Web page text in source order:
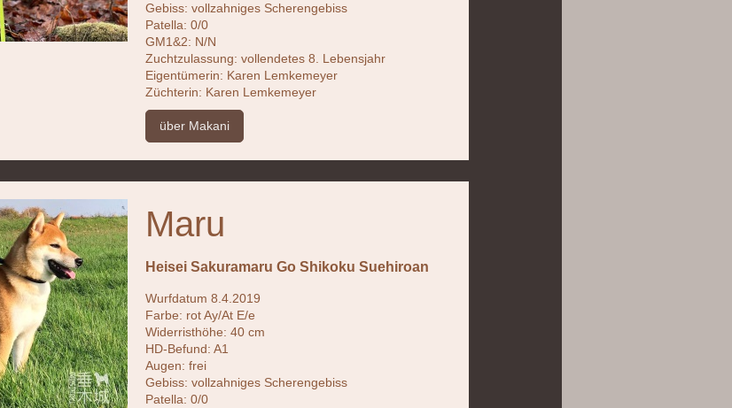
Gebiss: vollzahniges Scherengebiss
Patella: 0/0
GM1&2: N/N
Zuchtzulassung: vollendetes 8. Lebensjahr
Eigentümerin: Karen Lemkemeyer
Züchterin: Karen Lemkemeyer
über Makani
Maru
Heisei Sakuramaru Go Shikoku Suehiroan
Wurfdatum 8.4.2019
Farbe: rot Ay/At E/e
Widerristhöhe: 40 cm
HD-Befund: A1
Augen: frei
Gebiss: vollzahniges Scherengebiss
Patella: 0/0